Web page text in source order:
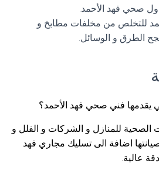
صحي فهد الأحمد.
للتخلص من مخلفات مطابخ و
الطرق و الوسائل.
يقدمها فني صحي فهد الأحمد؟
الصحية للمنازل و الشركات و الفلل و
اضافة الى تسليك مجاري فهد
عالية.